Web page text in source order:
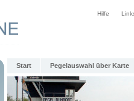
Hilfe
Start Pegelauswahl über Karte